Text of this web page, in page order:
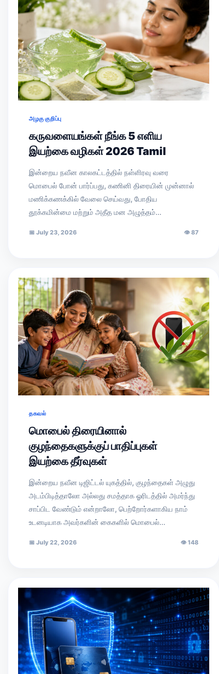
அழகு குறிப்பு
கருவளையங்கள் நீங்க 5 எளிய
இயற்கை வழிகள் 2026 Tamil
இன்றைய நவீன காலகட்டத்தில் நள்ளிரவு வரை
மொபைல் போன் பார்ப்பது, கணினி திரையின் முன்னால்
மணிக்கணக்கில் வேலை செய்வது, போதிய
தூக்கமின்மை மற்றும் அதீத மன அழுத்தம்…
📅 July 23, 2026 👁87
தகவல்
மொபைல் திரையினால்
குழந்தைகளுக்குப் பாதிப்புகள்
இயற்கை தீர்வுகள்
இன்றைய நவீன டிஜிட்டல் யுகத்தில், குழந்தைகள் அழுது
அடம்பிடித்தாலோ அல்லது சமத்தாக ஓரிடத்தில் அமர்ந்து
சாப்பிட வேண்டும் என்றாலோ, பெற்றோர்களாகிய நாம்
உடனடியாக அவர்களின் கைகளில் மொபைல்…
📅 July 22, 2026 👁148